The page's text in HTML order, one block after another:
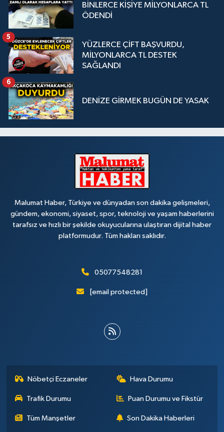
BİNLERCE KİŞİYE MİLYONLARCA TL
ÖDENDİ
YÜZLERCE ÇİFT BAŞVURDU,
MİLYONLARCA TL DESTEK
SAĞLANDI
5
DENİZE GİRMEK BUGÜN DE YASAK
6
Malumat Haber, Türkiye ve dünyadan son dakika gelişmeleri,
gündem, ekonomi, siyaset, spor, teknoloji ve yaşam haberlerini
tarafsız ve hızlı bir şekilde okuyucularına ulaştıran dijital haber
platformudur. Tüm hakları saklıdır.
05077548281
[email protected]
Nöbetçi Eczaneler Hava Durumu
Trafik Durumu Puan Durumu ve Fikstür
Tüm Manşetler Son Dakika Haberleri